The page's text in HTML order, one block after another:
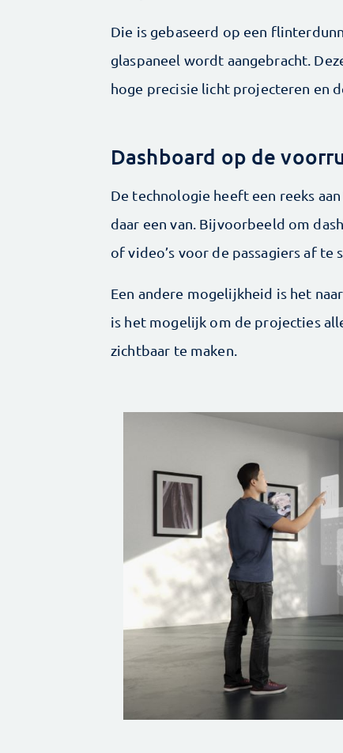
Die is gebaseerd op een
glaspaneel wordt aangebracht.
hoge precisie licht projecteren en
Dashboard op de
De technologie heeft een reeks
daar een van. Bijvoorbeeld om
of video’s voor de passagiers af te
Een andere mogelijkheid is het
is het mogelijk om de projecties
zichtbaar te maken.